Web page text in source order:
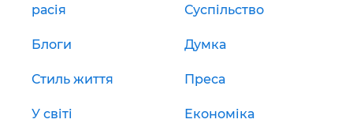
расія Суспільство
Блоги Думка
Стиль життя Преса
У світі Економіка